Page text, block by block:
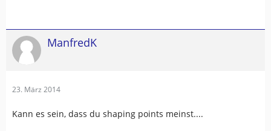
ManfredK
23. März 2014
Kann es sein, dass du shaping points meinst....